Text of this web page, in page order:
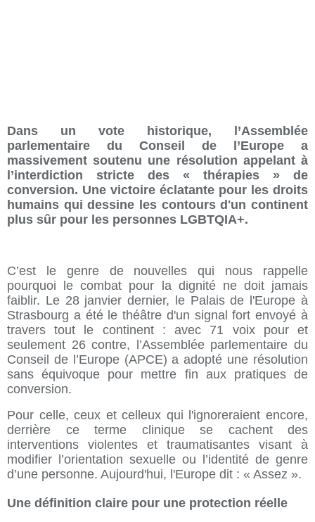
Dans un vote historique, l’Assemblée
parlementaire du Conseil de l’Europe a
massivement soutenu une résolution appelant à
l’interdiction stricte des « thérapies » de
conversion. Une victoire éclatante pour les droits
humains qui dessine les contours d'un continent
plus sûr pour les personnes LGBTQIA+.
C’est le genre de nouvelles qui nous rappelle
pourquoi le combat pour la dignité ne doit jamais
faiblir. Le 28 janvier dernier, le Palais de l'Europe à
Strasbourg a été le théâtre d'un signal fort envoyé à
travers tout le continent : avec 71 voix pour et
seulement 26 contre, l’Assemblée parlementaire du
Conseil de l’Europe (APCE) a adopté une résolution
sans équivoque pour mettre fin aux pratiques de
conversion.
Pour celle, ceux et celleux qui l'ignoreraient encore,
derrière ce terme clinique se cachent des
interventions violentes et traumatisantes visant à
modifier l’orientation sexuelle ou l’identité de genre
d’une personne. Aujourd'hui, l'Europe dit : « Assez ».
Une définition claire pour une protection réelle